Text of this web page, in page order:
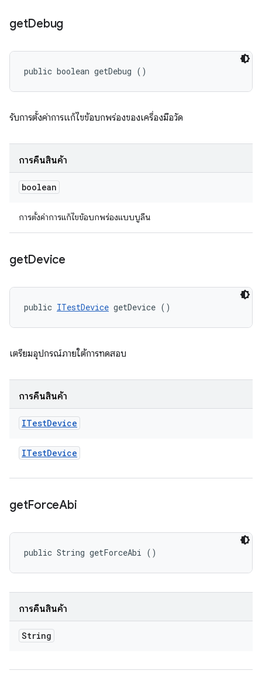
getDebug
public boolean getDebug ()
รับการตั้งค่าการแก้ไขข้อบกพร่องของเครื่องมือวัด
การคืนสินค้า
boolean
การตั้งค่าการแก้ไขข้อบกพร่องแบบบูลีน
getDevice
public ITestDevice getDevice ()
เตรียมอุปกรณ์ภายใต้การทดสอบ
การคืนสินค้า
ITestDevice
ITestDevice
getForceAbi
public String getForceAbi ()
การคืนสินค้า
String